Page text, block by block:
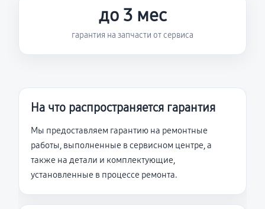
до 3 мес
гарантия на запчасти от сервиса
На что распространяется гарантия
Мы предоставляем гарантию на ремонтные
работы, выполненные в сервисном центре, а
также на детали и комплектующие,
установленные в процессе ремонта.